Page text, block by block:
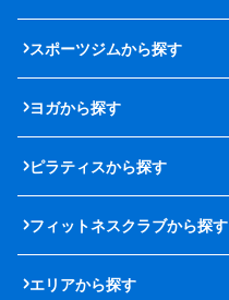
スポーツジムから探す
ヨガから探す
ピラティスから探す
フィットネスクラブから探す
エリアから探す